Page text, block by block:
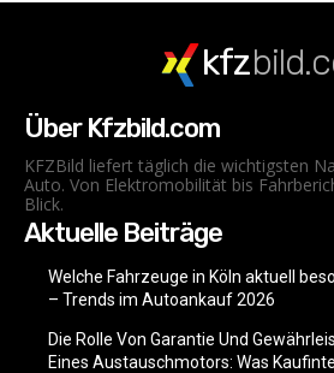
kfz
Über Kfzbild.com
KFZBild liefert täglich die wichtigsten
Auto. Von Elektromobilität bis
Blick.
Aktuelle Beiträge
Welche Fahrzeuge in Köln aktuell
– Trends im Autoankauf 2026
Die Rolle Von Garantie Und
Eines Austauschmotors: Was